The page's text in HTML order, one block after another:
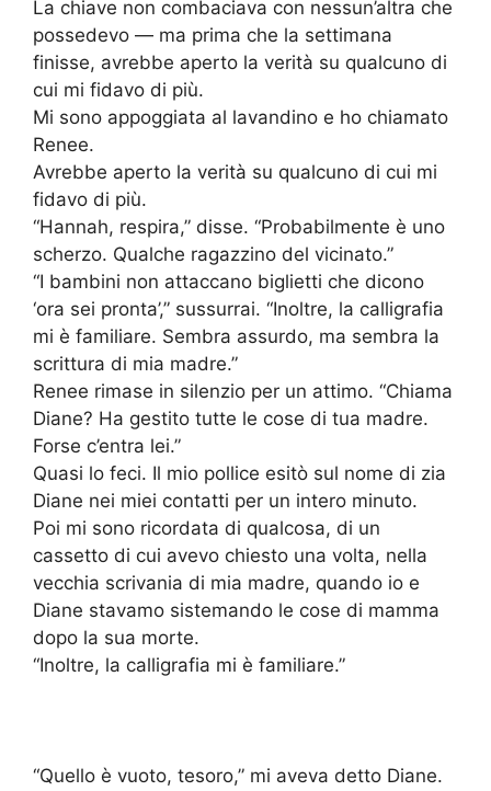
La chiave non combaciava con nessun’altra che
possedevo — ma prima che la settimana
finisse, avrebbe aperto la verità su qualcuno di
cui mi fidavo di più.
Mi sono appoggiata al lavandino e ho chiamato
Renee.
Avrebbe aperto la verità su qualcuno di cui mi
fidavo di più.
“Hannah, respira,” disse. “Probabilmente è uno
scherzo. Qualche ragazzino del vicinato.”
“I bambini non attaccano biglietti che dicono
‘ora sei pronta’,” sussurrai. “Inoltre, la calligrafia
mi è familiare. Sembra assurdo, ma sembra la
scrittura di mia madre.”
Renee rimase in silenzio per un attimo. “Chiama
Diane? Ha gestito tutte le cose di tua madre.
Forse c’entra lei.”
Quasi lo feci. Il mio pollice esitò sul nome di zia
Diane nei miei contatti per un intero minuto.
Poi mi sono ricordata di qualcosa, di un
cassetto di cui avevo chiesto una volta, nella
vecchia scrivania di mia madre, quando io e
Diane stavamo sistemando le cose di mamma
dopo la sua morte.
“Inoltre, la calligrafia mi è familiare.”
“Quello è vuoto, tesoro,” mi aveva detto Diane.